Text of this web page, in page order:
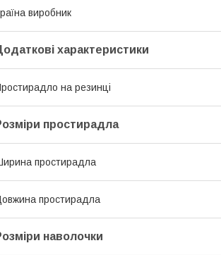
виробник
характеристики
на резинці
простирадла
простирадла
простирадла
наволочки